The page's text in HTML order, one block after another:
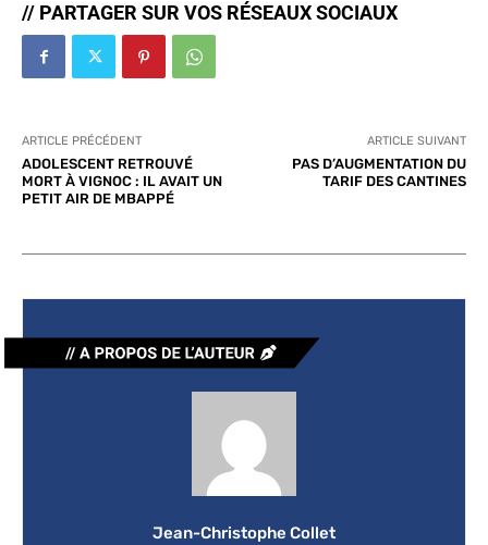
// PARTAGER SUR VOS RÉSEAUX SOCIAUX
ARTICLE PRÉCÉDENT
ADOLESCENT RETROUVÉ
MORT À VIGNOC : IL AVAIT UN
PETIT AIR DE MBAPPÉ
ARTICLE SUIVANT
PAS D’AUGMENTATION DU
TARIF DES CANTINES
Jean-Christophe Collet